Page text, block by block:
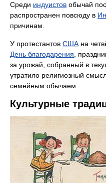
Среди индуистов обычай
распространен повсюду в
причинам.
У протестантов СШАна
День благодарения,
за урожай, собранный в
утратило религиозный
семейным обычаем.
Культурные